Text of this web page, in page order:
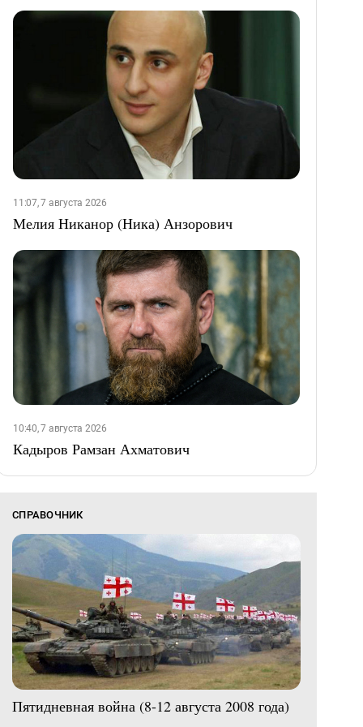
11:07, 7 августа 2026
Мелия Никанор (Ника) Анзорович
10:40, 7 августа 2026
Кадыров Рамзан Ахматович
СПРАВОЧНИК
Пятидневная война (8-12 августа 2008 года)